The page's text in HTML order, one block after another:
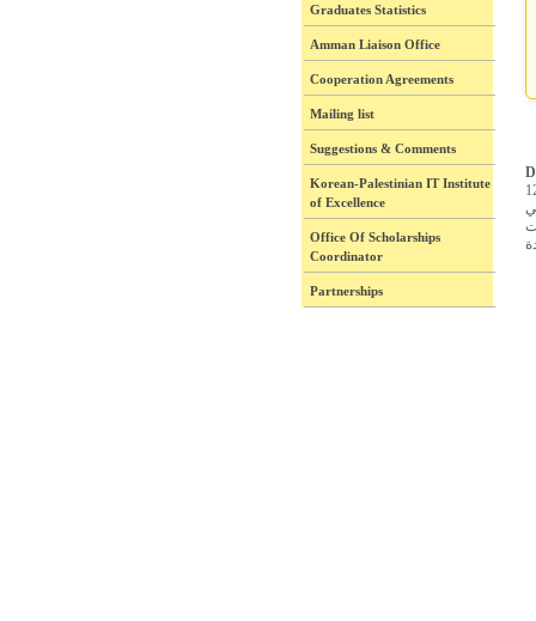
Graduates Statistics
Amman Liaison Office
Cooperation Agreements
Mailing list
Suggestions & Comments
Korean-Palestinian IT Institute
of Excellence
Office Of Scholarships
Coordinator
Partnerships